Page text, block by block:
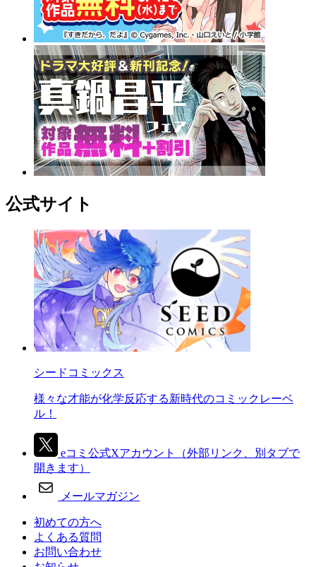
公式サイト
シードコミックス
様々な才能が化学反応する新時代のコミックレーベ
ル！
eコミ公式Xアカウント
（外部リンク、別タブで
開きます）
メールマガジン
初めての方へ
よくある質問
お問い合わせ